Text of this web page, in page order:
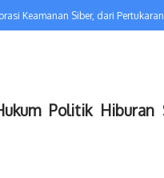
Keamanan Siber, dari
Politik Hiburan